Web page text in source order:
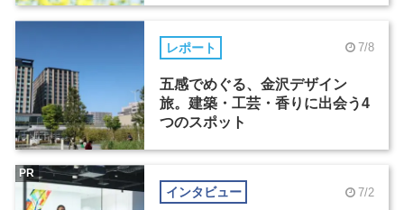
レポート 7/8
五感でめぐる、金沢デザイン
旅。建築・工芸・香りに出会う4
つのスポット
インタビュー 7/2
PR